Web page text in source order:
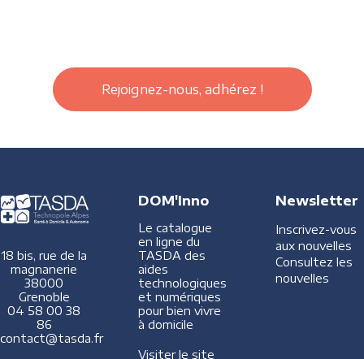
Rejoignez-nous, adhérez !
18 bis, rue de la
magnanerie
38000
Grenoble
04 58 00 38
86
contact@tasda.fr
DOM'Inno
Le catalogue
en ligne du
TASDA des
aides
technologiques
et numériques
pour bien vivre
à domicile
Visiter le site
Newsletter
Inscrivez-vous
aux nouvelles
Consultez les
nouvelles